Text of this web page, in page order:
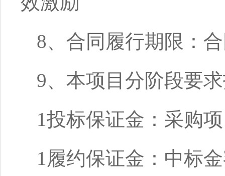
8、合同履行期限：
9、本项目分阶段要
1投标保证金：采购
1履约保证金：中标